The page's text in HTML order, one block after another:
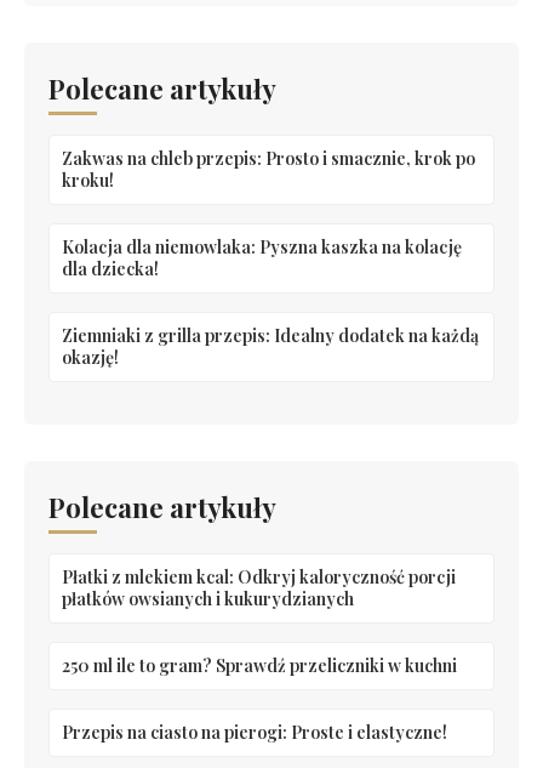
Polecane artykuły
Zakwas na chleb przepis: Prosto i smacznie, krok po
kroku!
Kolacja dla niemowlaka: Pyszna kaszka na kolację
dla dziecka!
Ziemniaki z grilla przepis: Idealny dodatek na każdą
okazję!
Polecane artykuły
Płatki z mlekiem kcal: Odkryj kaloryczność porcji
płatków owsianych i kukurydzianych
250 ml ile to gram? Sprawdź przeliczniki w kuchni
Przepis na ciasto na pierogi: Proste i elastyczne!